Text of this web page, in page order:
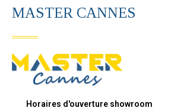
MASTER CANNES
Horaires d'ouverture showroom